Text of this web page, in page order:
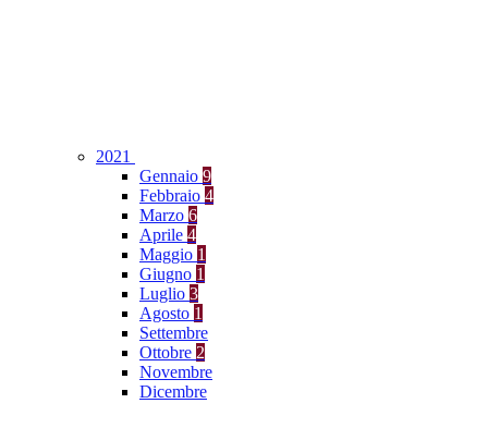
2021
Gennaio 9
Febbraio 4
Marzo 6
Aprile 4
Maggio 1
Giugno 1
Luglio 3
Agosto 1
Settembre
Ottobre 2
Novembre
Dicembre